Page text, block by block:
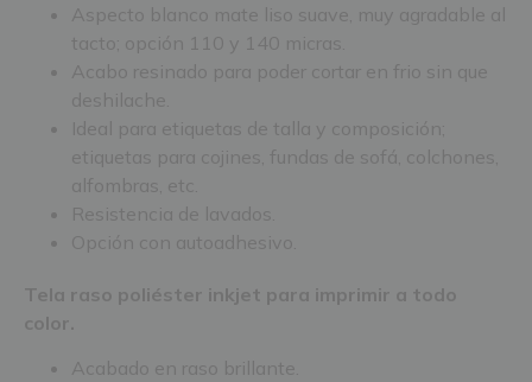
Aspecto blanco mate liso suave, muy agradable al
tacto; opción 110 y 140 micras.
Acabo resinado para poder cortar en frio sin que
deshilache.
Ideal para etiquetas de talla y composición;
etiquetas para cojines, fundas de sofá, colchones,
alfombras, etc.
Resistencia de lavados.
Opción con autoadhesivo.
Tela raso poliéster inkjet para imprimir a todo
color.
Acabado en raso brillante.